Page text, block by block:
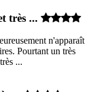
très ...
n'apparaît
Pourtant un très
...